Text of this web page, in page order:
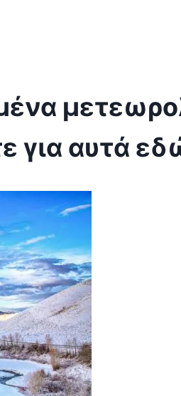
για αυτά